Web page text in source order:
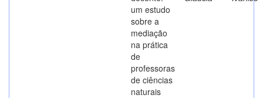
um estudo
sobre a
mediação
na prática
de
professoras
de ciências
naturais